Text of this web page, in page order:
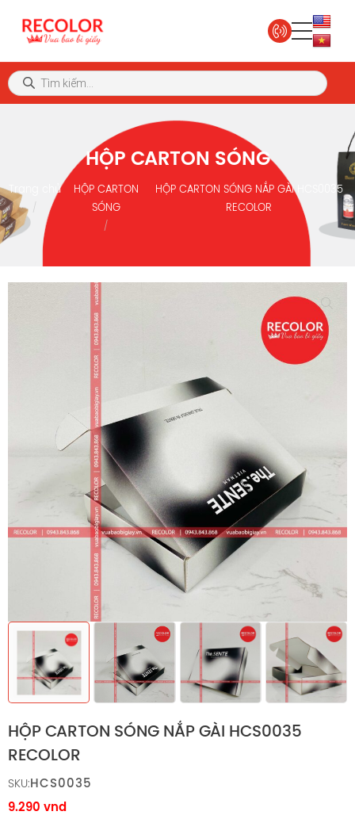
HỘP CARTON SÓNG
Trang chủ
HỘP CARTON
SÓNG
HỘP CARTON SÓNG NẮP GÀI HCS0035
RECOLOR
HỘP CARTON SÓNG NẮP GÀI HCS0035
RECOLOR
SKU:HCS0035
9.290 vnd